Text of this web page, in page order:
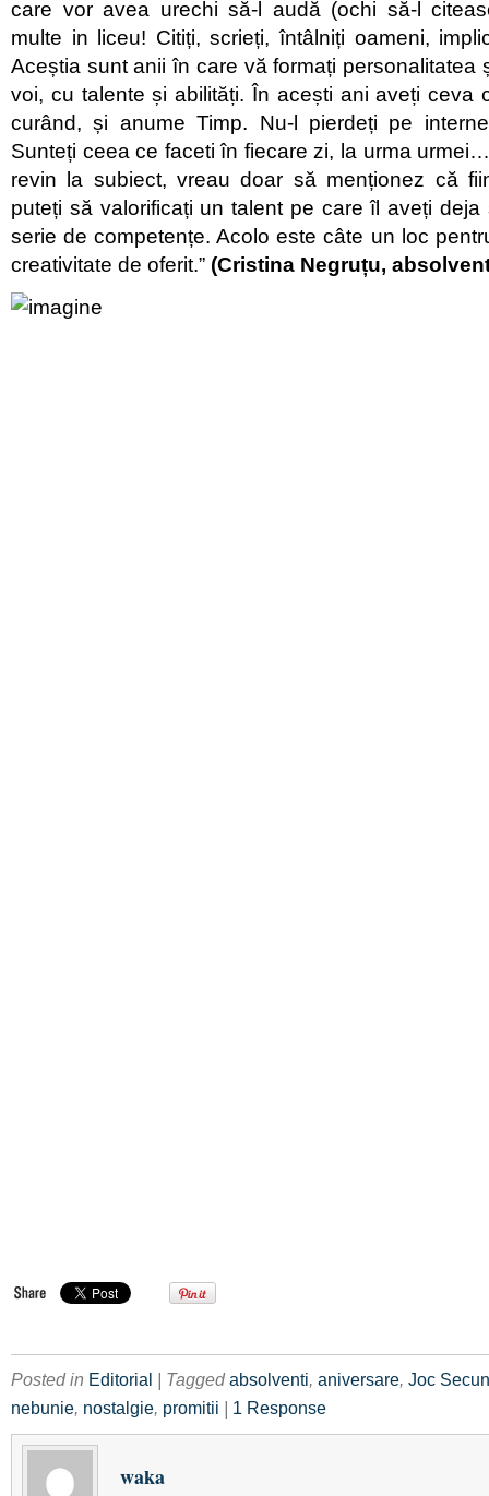
care vor avea urechi să-l audă (ochi să-l
multe in liceu! Citiți, scrieți, întâlniți oameni,
Aceștia sunt anii în care vă formați personalitatea
voi, cu talente și abilități. În acești ani aveți ceva
curând, și anume Timp. Nu-l pierdeți pe
Sunteți ceea ce faceti în fiecare zi, la urma
revin la subiect, vreau doar să menționez că
puteți să valorificați un talent pe care îl aveți
serie de competențe. Acolo este câte un loc
creativitate de oferit.” (Cristina Negruțu,
Posted in Editorial | Taggedabsolventi, aniversare, Joc
nebunie, nostalgie, promitii | 1 Response
waka